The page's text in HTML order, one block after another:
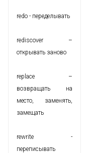
redo - переделывать
rediscover –
открывать заново
replace –
возвращать на
место, заменять,
замещать
rewrite -
переписывать